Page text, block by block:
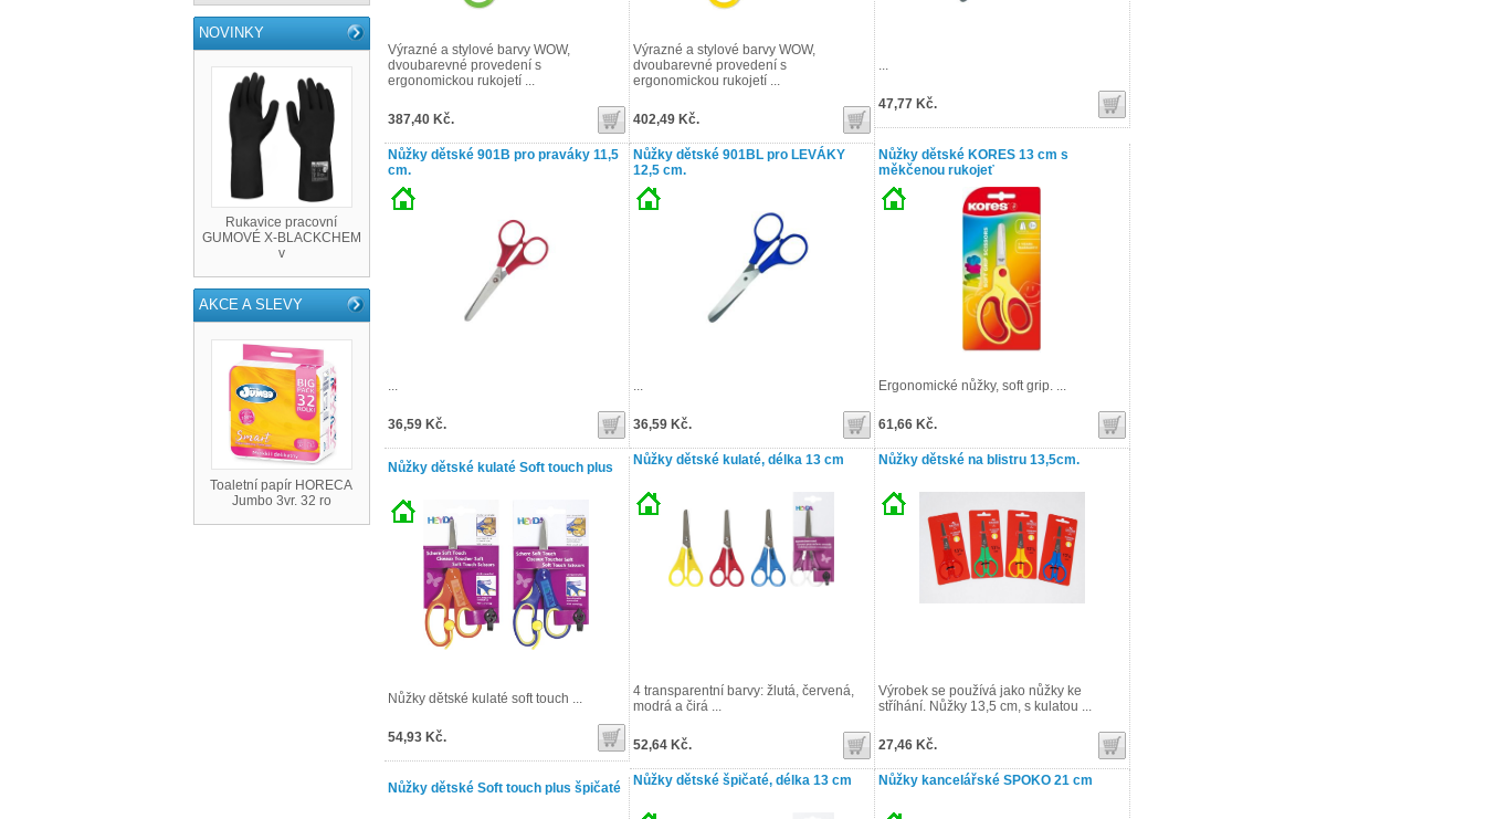
NOVINKY
Rukavice pracovní
GUMOVÉ X-BLACKCHEM
v
AKCE A SLEVY
Toaletní papír HORECA
Jumbo 3vr. 32 ro
Výrazné a stylové barvy WOW,
dvoubarevné provedení s
ergonomickou rukojetí ...
387,40 Kč.
Výrazné a stylové barvy WOW,
dvoubarevné provedení s
ergonomickou rukojetí ...
402,49 Kč.
...
47,77 Kč.
Nůžky dětské 901B pro praváky 11,5
cm.
...
36,59 Kč.
Nůžky dětské 901BL pro LEVÁKY
12,5 cm.
...
36,59 Kč.
Nůžky dětské KORES 13 cm s
měkčenou rukojeť
Ergonomické nůžky, soft grip. ...
61,66 Kč.
Nůžky dětské kulaté Soft touch plus
Nůžky dětské kulaté soft touch ...
54,93 Kč.
Nůžky dětské kulaté, délka 13 cm
4 transparentní barvy: žlutá, červená,
modrá a čirá ...
52,64 Kč.
Nůžky dětské na blistru 13,5cm.
Výrobek se používá jako nůžky ke
stříhání. Nůžky 13,5 cm, s kulatou ...
27,46 Kč.
Nůžky dětské Soft touch plus špičaté Nůžky dětské špičaté, délka 13 cm Nůžky kancelářské SPOKO 21 cm